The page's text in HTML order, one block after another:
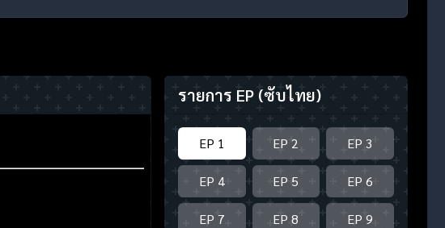
รายการ EP (ซับไทย)
EP 1 EP 2 EP 3
EP 4 EP 5 EP 6
EP 7 EP 8 EP 9